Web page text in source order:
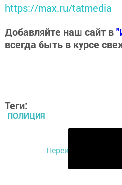
https://max.ru/tatmedia
Добавляйте наш сайт в
всегда быть в курсе
Теги:
ПОЛИЦИЯ
Перейти на